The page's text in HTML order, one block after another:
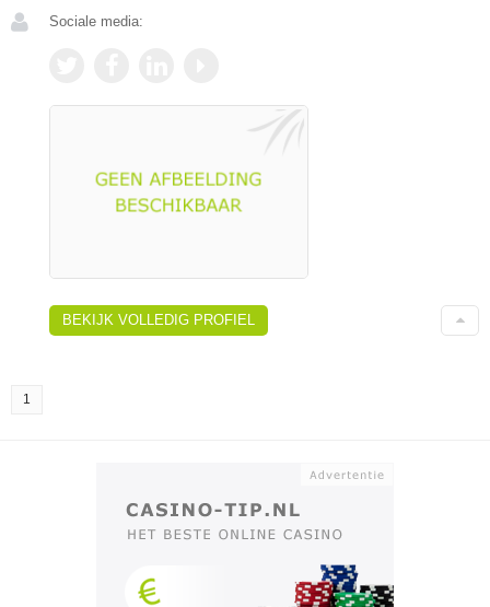
Sociale media:
BEKIJK VOLLEDIG PROFIEL
1